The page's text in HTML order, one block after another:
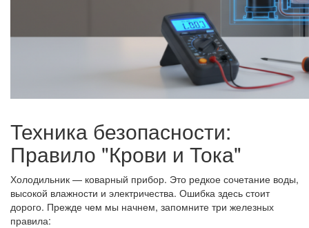
Техника безопасности:
Правило "Крови и Тока"
Холодильник — коварный прибор. Это редкое сочетание воды,
высокой влажности и электричества. Ошибка здесь стоит
дорого. Прежде чем мы начнем, запомните три железных
правила: